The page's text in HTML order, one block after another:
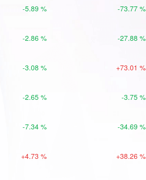
-5.89 % -73.77 %
-2.86 % -27.88 %
-3.08 % +73.01 %
-2.65 % -3.75 %
-7.34 % -34.69 %
+4.73 % +38.26 %